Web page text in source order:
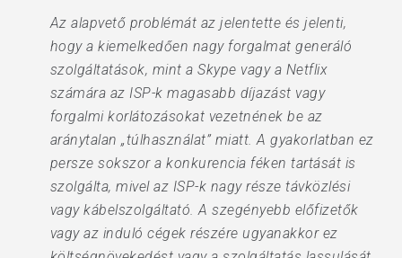
Az alapvető problémát az jelentette és jelenti,
hogy a kiemelkedően nagy forgalmat generáló
szolgáltatások, mint a Skype vagy a Netflix
számára az ISP-k magasabb díjazást vagy
forgalmi korlátozásokat vezetnének be az
aránytalan „túlhasználat” miatt. A gyakorlatban ez
persze sokszor a konkurencia féken tartását is
szolgálta, mivel az ISP-k nagy része távközlési
vagy kábelszolgáltató. A szegényebb előfizetők
vagy az induló cégek részére ugyanakkor ez